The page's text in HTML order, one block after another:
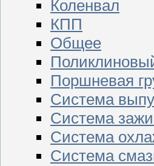
Коленвал
КПП
Общее
Поршневая
Система
Система
Система
Система